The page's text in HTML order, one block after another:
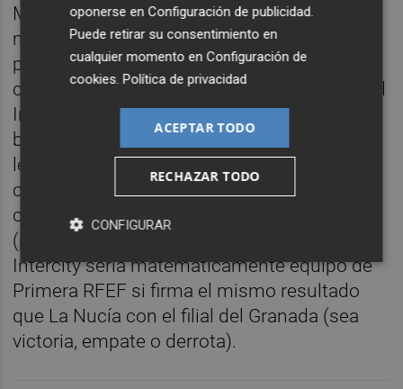
Marchamalo, les bastará con firmar el
mismo resultado que los hombres de negro
para mantener sus opciones de ascender
con una victoria en la última jornada sobre el
Intercity en elOlímpic Camilo Cano
bien, en ese duelo a los hombres de negro
les valdría el empate para proclamarse
campeones de grupo y ascender. Si por el
contrario La Nucía no gana este domingo
(pierde o empata con el Marchamalo), el
Intercity sería matemáticamente equipo de
Primera RFEF si firma el mismo resultado
que La Nucía con el filial del Granada (sea
victoria, empate o derrota).
oponerse enConfiguración de publicidad.
Puede retirar su consentimiento en
cualquier momento enConfiguración de
cookies.Política de privacidad
ACEPTAR TODO
RECHAZAR TODO
CONFIGURAR